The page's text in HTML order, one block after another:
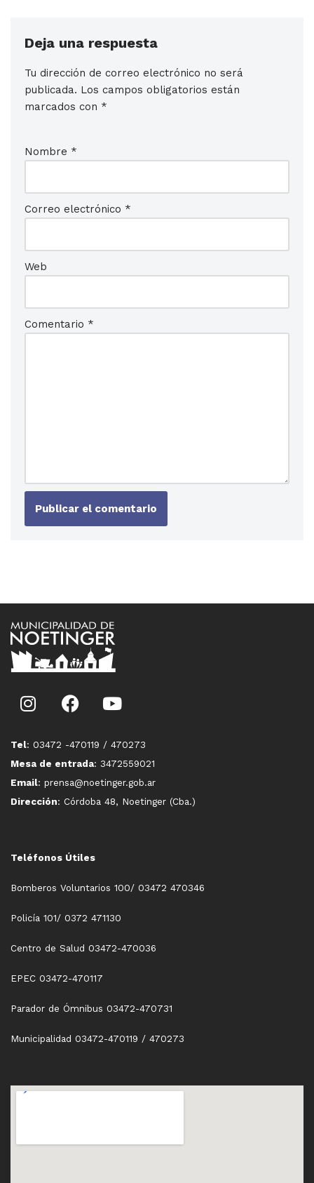
Deja una respuesta
Tu dirección de correo electrónico no será
publicada. Los campos obligatorios están
marcados con *
Nombre *
Correo electrónico *
Web
Comentario *
Tel: 03472 -470119 / 470273
Mesa de entrada: 3472559021
Email: prensa@noetinger.gob.ar
Dirección: Córdoba 48, Noetinger (Cba.)
Teléfonos Útiles
Bomberos Voluntarios 100/ 03472 470346
Policía 101/ 0372 471130
Centro de Salud 03472-470036
EPEC 03472-470117
Parador de Ómnibus 03472-470731
Municipalidad 03472-470119 / 470273